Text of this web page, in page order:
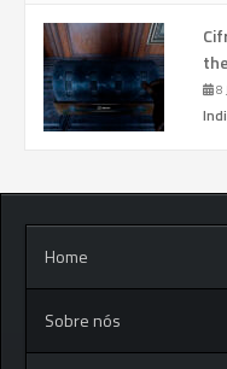
8
Home
Sobre nós